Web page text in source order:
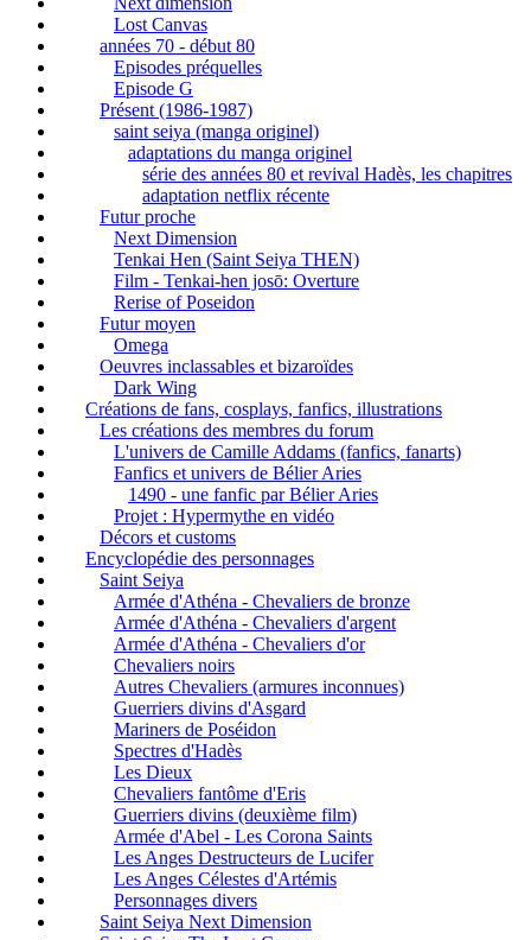
Lost Canvas
années 70 - début 80
Episodes préquelles
Episode G
Présent (1986-1987)
saint seiya (manga originel)
adaptations du manga originel
série des années 80 et revival Hadès, les chapitres
adaptation netflix récente
Futur proche
Next Dimension
Tenkai Hen (Saint Seiya THEN)
Film - Tenkai-hen josō: Overture
Rerise of Poseidon
Futur moyen
Omega
Oeuvres inclassables et bizaroïdes
Dark Wing
Créations de fans, cosplays, fanfics, illustrations
Les créations des membres du forum
L'univers de Camille Addams (fanfics, fanarts)
Fanfics et univers de Bélier Aries
1490 - une fanfic par Bélier Aries
Projet : Hypermythe en vidéo
Décors et customs
Encyclopédie des personnages
Saint Seiya
Armée d'Athéna - Chevaliers de bronze
Armée d'Athéna - Chevaliers d'argent
Armée d'Athéna - Chevaliers d'or
Chevaliers noirs
Autres Chevaliers (armures inconnues)
Guerriers divins d'Asgard
Mariners de Poséidon
Spectres d'Hadès
Les Dieux
Chevaliers fantôme d'Eris
Guerriers divins (deuxième film)
Armée d'Abel - Les Corona Saints
Les Anges Destructeurs de Lucifer
Les Anges Célestes d'Artémis
Personnages divers
Saint Seiya Next Dimension